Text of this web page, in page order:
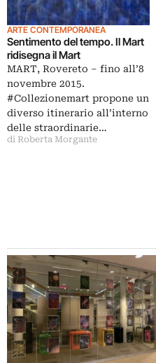
ARTE CONTEMPORANEA
Sentimento del tempo. Il Mart
ridisegna il Mart
MART, Rovereto – fino all’8
novembre 2015.
#Collezionemart propone un
diverso itinerario all’interno
delle straordinarie…
di Roberta Morgante